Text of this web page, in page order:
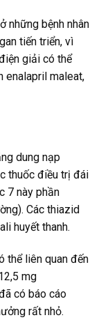
những bệnh nhân
tiến triển, vì
giải có thể
enalapril maleat,
dung nạp
thuốc điều trị đái
7 này phần
Các thiazid
huyết thanh.
thể liên quan đến
mg
có báo cáo
rất nhỏ.